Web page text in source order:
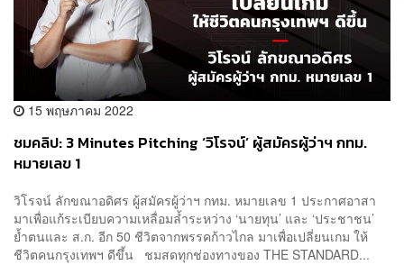
15 พฤษภาคม 2022
ชมคลิป: 3 Minutes Pitching ‘วิโรจน์’ ผู้สมัครผู้ว่าฯ กทม.
หมายเลข 1
วิโรจน์ ลักขณาอดิศร ผู้สมัครผู้ว่าฯ กทม. หมายเลข 1 ประกาศอาสา
มาเพื่อแก้ระเบียบความเหลื่อมล้ำระหว่าง ‘นายทุน’ และ ‘ประชาชน’
ย้ำตนและ ส.ก. อีก 50 ชีวิตจากพรรคก้าวไกล มาเพื่อเปลี่ยนเกม ให้
ชีวิตคนกรุงเทพฯ ดีขึ้น ชมสดทุกช่องทางของ THE STANDARD...